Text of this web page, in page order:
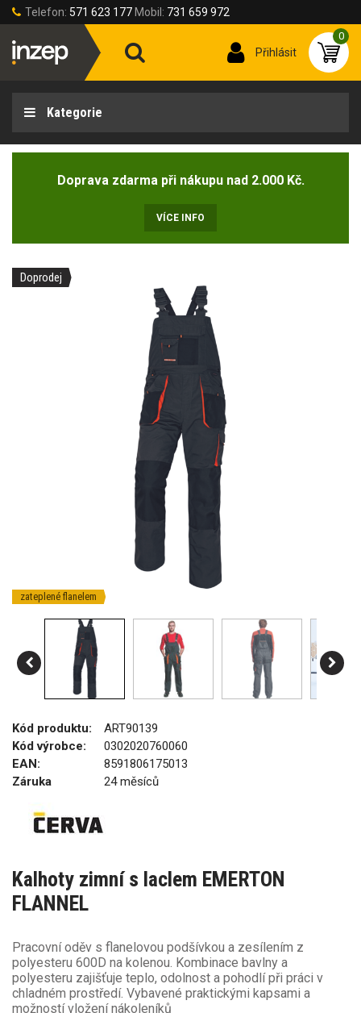
Telefon: 571 623 177 Mobil: 731 659 972
Přihlásit
0
Kategorie
Doprava zdarma při nákupu nad 2.000 Kč.
VÍCE INFO
Doprodej
zateplené flanelem
Kód produktu:
ART90139
Kód výrobce:
0302020760060
EAN:
8591806175013
Záruka
24 měsíců
Kalhoty zimní s laclem EMERTON
FLANNEL
Pracovní oděv s flanelovou podšívkou a zesílením z
polyesteru 600D na kolenou. Kombinace bavlny a
polyesteru zajišťuje teplo, odolnost a pohodlí při práci v
chladném prostředí. Vybavené praktickými kapsami a
možností vložení nákoleníků